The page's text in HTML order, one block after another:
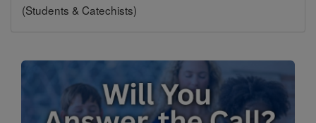
(Students & Catechists)